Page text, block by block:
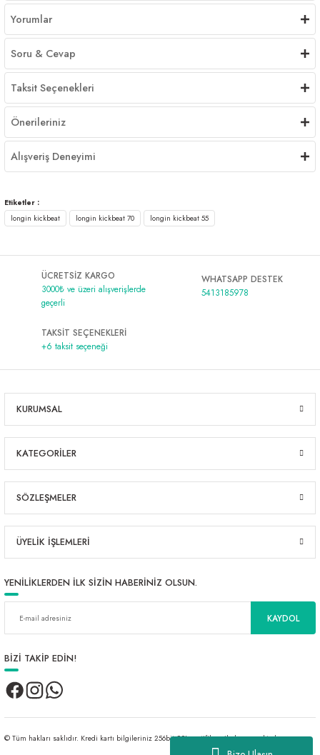
Yorumlar
Soru & Cevap
Taksit Seçenekleri
Önerileriniz
Alışveriş Deneyimi
Etiketler :
longin kickbeat
longin kickbeat 70 longin kickbeat 55
ÜCRETSİZ KARGO
3000₺ ve üzeri alışverişlerde
geçerli
WHATSAPP DESTEK
5413185978
TAKSİT SEÇENEKLERİ
+6 taksit seçeneği
KURUMSAL
KATEGORİLER
SÖZLEŞMELER
ÜYELİK İŞLEMLERİ
YENİLİKLERDEN İLK SİZİN HABERİNİZ OLSUN.
KAYDOL
BİZİ TAKİP EDİN!
© Tüm hakları saklıdır. Kredi kartı bilgileriniz 256bit SSL sertifikası ile korunmaktadır.